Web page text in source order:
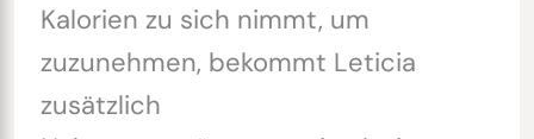
Kalorien zu sich nimmt, um
zuzunehmen, bekommt Leticia
zusätzlich